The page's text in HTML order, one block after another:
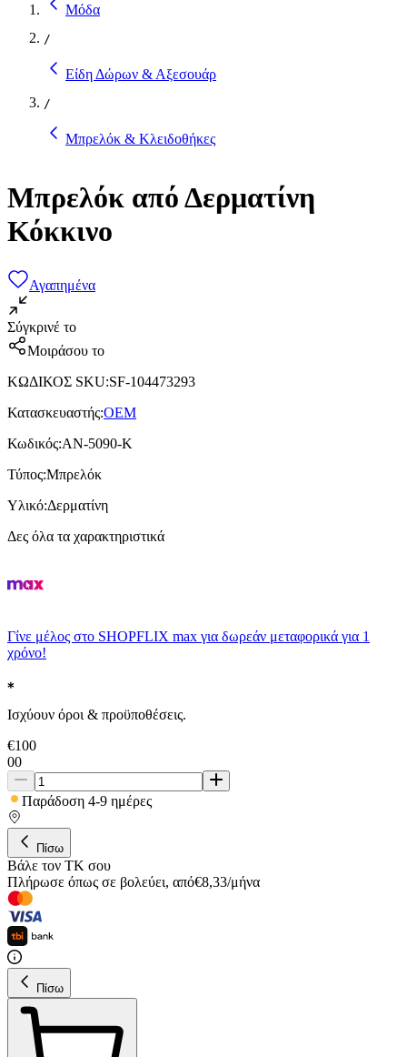
Μόδα
/
Είδη Δώρων & Αξεσουάρ
/
Μπρελόκ & Κλειδοθήκες
Μπρελόκ από Δερματίνη
Κόκκινο
Αγαπημένα
Σύγκρινέ το
Μοιράσου το
ΚΩΔΙΚΟΣ SKU:SF-104473293
Κατασκευαστής:OEM
Κωδικός:AN-5090-K
Τύπος:Μπρελόκ
Υλικό:Δερματίνη
Δες όλα τα χαρακτηριστικά
Γίνε μέλος στο SHOPFLIX max για δωρεάν μεταφορικά για 1
χρόνο!
Ισχύουν όροι & προϋποθέσεις.
€100
00
Παράδοση 4-9 ημέρες
Πίσω
Βάλε τον ΤΚ σου
Πλήρωσε όπως σε βολεύει, από€8,33/μήνα
Πίσω